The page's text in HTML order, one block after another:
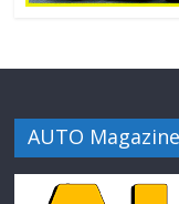
AUTO Magazine